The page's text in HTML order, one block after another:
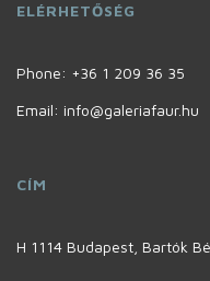
ELÉRHETŐSÉG
Phone: +36 1 209 36 35
Email: info@galeriafaur.hu
CÍM
H 1114 Budapest, Bartók